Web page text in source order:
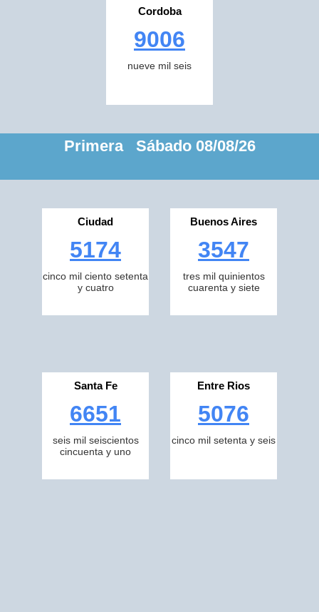
Cordoba
9006
nueve mil seis
Primera Sábado 08/08/26
Ciudad
5174
cinco mil ciento setenta
y cuatro
Buenos Aires
3547
tres mil quinientos
cuarenta y siete
Santa Fe
6651
seis mil seiscientos
cincuenta y uno
Entre Rios
5076
cinco mil setenta y seis